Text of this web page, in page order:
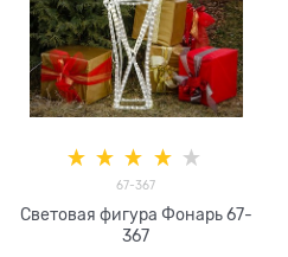
67-367
Световая фигура Фонарь 67-
367